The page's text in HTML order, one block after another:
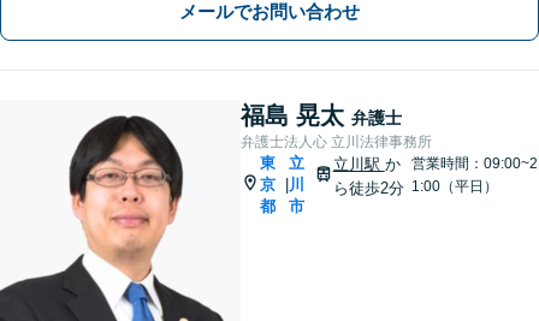
務まで。難しい法律用語もかみ砕いて
お伝えし、安心できるよう努めます。
メールでお問い合わせ
福島 晃太 弁護士
弁護士法人心 立川法律事務所
東
京
都
立
川
市
立川駅 か
ら徒歩2分
営業時間：09:00~2
1:00（平日）